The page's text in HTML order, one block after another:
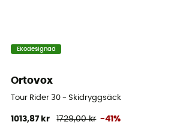
Ekodesignad
Ortovox
Tour Rider 30 - Skidryggsäck
1013,87 kr 1729,00 kr -41%